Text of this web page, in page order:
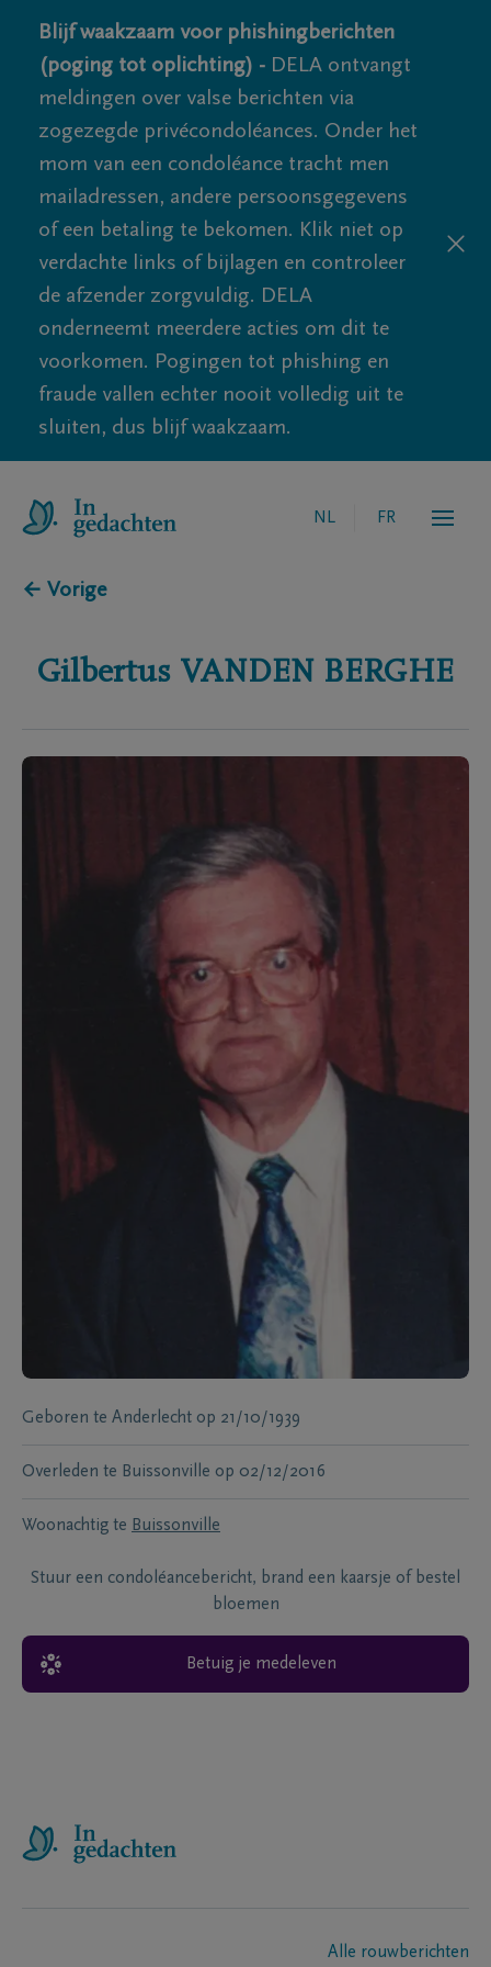
Blijf waakzaam voor phishingberichten
(poging tot oplichting) - DELA ontvangt
meldingen over valse berichten via
zogezegde privécondoléances. Onder het
mom van een condoléance tracht men
mailadressen, andere persoonsgegevens
of een betaling te bekomen. Klik niet op
verdachte links of bijlagen en controleer
de afzender zorgvuldig. DELA
onderneemt meerdere acties om dit te
voorkomen. Pogingen tot phishing en
fraude vallen echter nooit volledig uit te
sluiten, dus blijf waakzaam.
NL FR
← Vorige
Gilbertus VANDEN BERGHE
Geboren te Anderlecht op 21/10/1939
Overleden te Buissonville op 02/12/2016
Woonachtig te Buissonville
Stuur een condoléancebericht, brand een kaarsje of bestel
bloemen
Betuig je medeleven
Alle rouwberichten